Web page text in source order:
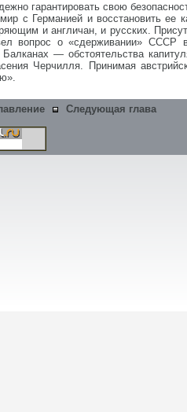
гарантировать свою
с Германией и восстановить ее
и англичан, и русских.
вопрос о «сдерживании» СССР
Балканах — обстоятельства
Черчилля. Принимая
Следующая глава